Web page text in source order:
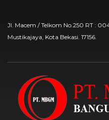
Jl. Macem / Telkom No.250 RT :
Mustikajaya, Kota Bekasi. 17156.